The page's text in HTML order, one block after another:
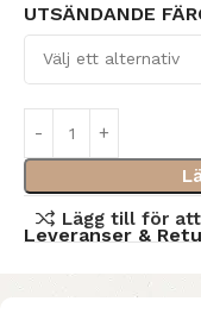
UTSÄNDANDE
Lägg till för
Leveranser &